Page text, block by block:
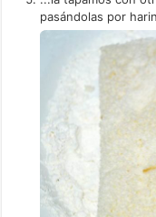
pasándolas por